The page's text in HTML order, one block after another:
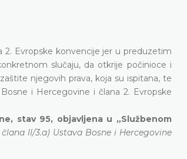
2. Evropske konvencije jer u preduzetim
slučaju, da otkrije počinioce i
njegovih prava, koja su ispitana, te
i Hercegovine i člana 2. Evropske
stav 95, objavljena u „Službenom
II/3.a) Ustava Bosne i Hercegovine